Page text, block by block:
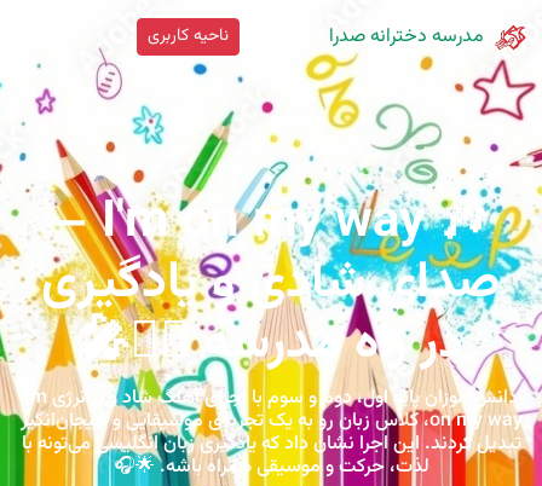
مدرسه دخترانه صدرا ناحیه کاربری
🎶 I'm on my way –
صدای شادی و یادگیری
در راه مدرسه 🚶‍♀️🎤
دانش‌آموزان پایه اول، دوم و سوم با اجرای آهنگ شاد و پرانرژی Im
on my way، کلاس زبان رو به یک تجربه‌ی موسیقایی و هیجان‌انگیز
تبدیل کردند. این اجرا نشان داد که یادگیری زبان انگلیسی می‌تونه با
لذت، حرکت و موسیقی همراه باشه. 🌟🎧